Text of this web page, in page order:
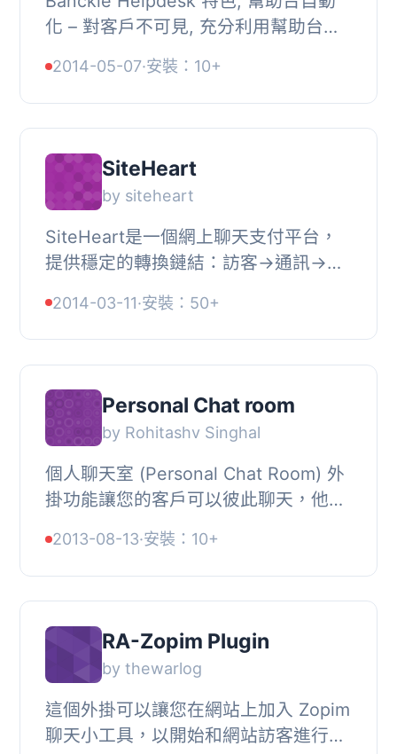
化 – 對客戶不可見, 充分利用幫助台自
任何改變。從Banckle.Helpdesk 網路
應用程...
2014-05-07·安裝：10+
SiteHeart
by siteheart
SiteHeart是一個網上聊天支付平台，
提供穩定的轉換鏈結：訪客→通訊→支
SiteHeart特點, , , 聊天窗口小工具不僅
使客戶在網站...
2014-03-11·安裝：50+
Personal Chat room
by Rohitashv Singhal
個人聊天室 (Personal Chat Room) 外
掛功能讓您的客戶可以彼此聊天，他們
回答。, 如有任何錯誤或建議或回饋，
您可以發布...
2013-08-13·安裝：10+
RA-Zopim Plugin
by thewarlog
這個外掛可以讓您在網站上加入 Zopim
聊天小工具，以開始和網站訪客進行聊